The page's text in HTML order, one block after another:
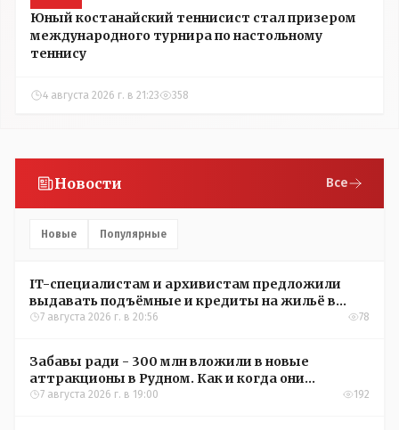
Юный костанайский теннисист стал призером
международного турнира по настольному
теннису
4 августа 2026 г. в 21:23 358
Новости Все
Новые Популярные
IT-специалистам и архивистам предложили
выдавать подъёмные и кредиты на жильё в
сёлах Казахстана
7 августа 2026 г. в 20:56 78
Забавы ради - 300 млн вложили в новые
аттракционы в Рудном. Как и когда они
окупятся?
7 августа 2026 г. в 19:00 192